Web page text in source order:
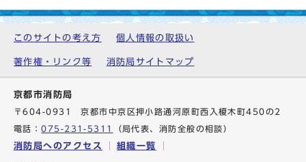
このサイトの考え方 個人情報の取扱い
著作権・リンク等 消防局サイトマップ
京都市消防局
〒604-0931 京都市中京区押小路通河原町西入榎木町450の2
電話：075-231-5311 （局代表、消防全般の相談）
消防局へのアクセス 組織一覧